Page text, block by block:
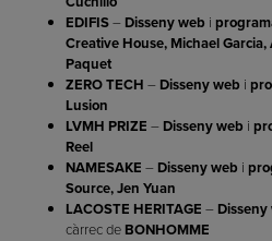
EDIFIS– Disseny web i
Creative House, Michael
Paquet
ZERO TECH – Disseny web i
Lusion
LVMH PRIZE – Disseny web i
Reel
NAMESAKE – Disseny web i
Source, Jen Yuan
LACOSTE HERITAGE – Disseny
càrrec de BONHOMME